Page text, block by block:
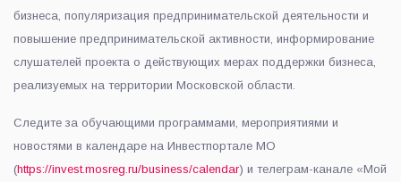
бизнеса, популяризация предпринимательской деятельности и
повышение предпринимательской активности, информирование
слушателей проекта о действующих мерах поддержки бизнеса,
реализуемых на территории Московской области.
Следите за обучающими программами, мероприятиями и
новостями в календаре на Инвестпортале МО
(https://invest.mosreg.ru/business/calendar) и телеграм-канале «Мой